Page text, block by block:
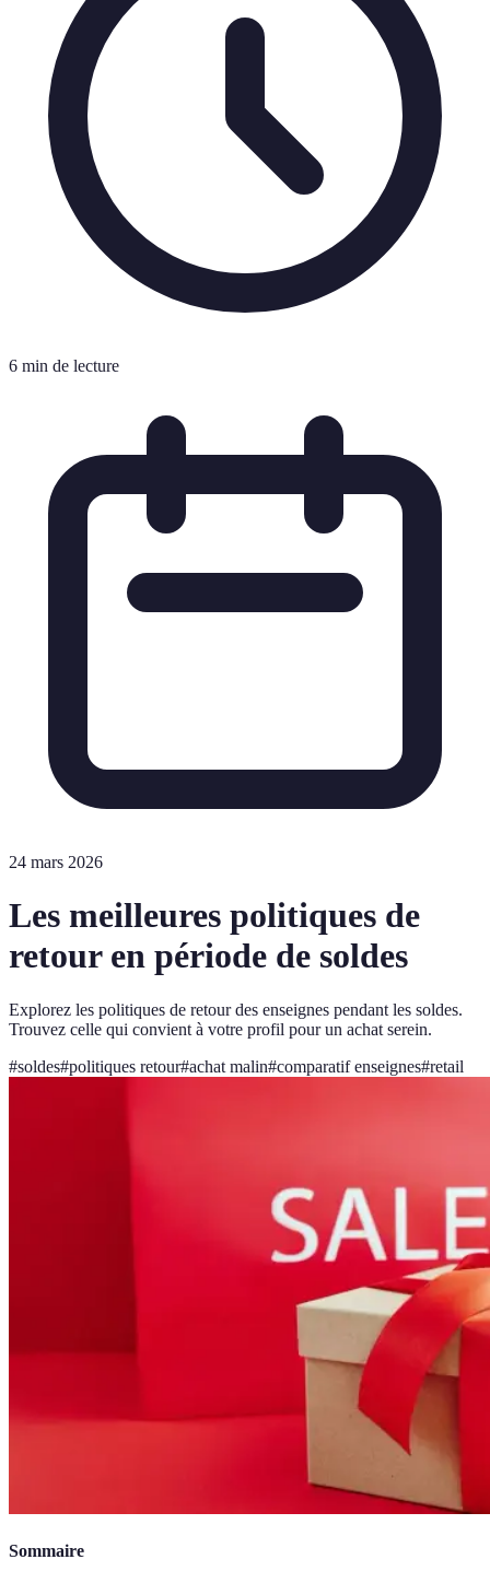
6 min de lecture
24 mars 2026
Les meilleures politiques de
retour en période de soldes
Explorez les politiques de retour des enseignes pendant les soldes.
Trouvez celle qui convient à votre profil pour un achat serein.
#soldes#politiques retour#achat malin#comparatif enseignes#retail
Sommaire